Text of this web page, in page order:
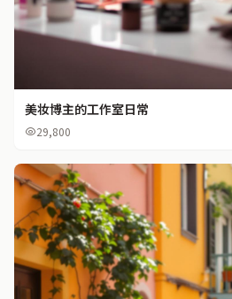
美妆博主的工作室日常
29,800